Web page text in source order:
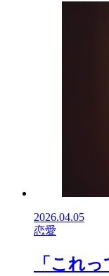
2026.04.05
恋愛
「これ